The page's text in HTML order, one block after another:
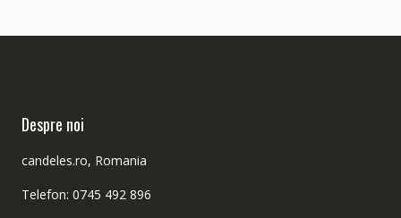
Despre noi
candeles.ro, Romania
Telefon: 0745 492 896